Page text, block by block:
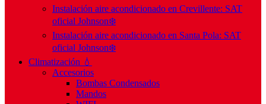
Instalación aire acondicionado en Crevillente: SAT
oficial Johnson❄️
Instalación aire acondicionado en Santa Pola: SAT
oficial Johnson❄️
Climatización 💧
Accesorios
Bombas Condensados
Mandos